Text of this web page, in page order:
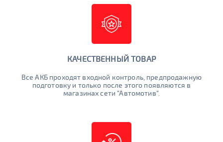
КАЧЕСТВЕННЫЙ ТОВАР
Все АКБ проходят входной контроль, предпродажную
подготовку и только после этого появляются в
магазинах сети "Автомотив".